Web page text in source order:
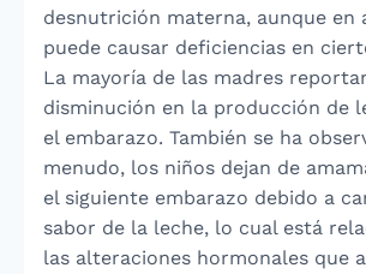
desnutrición materna, aunque en
puede causar deficiencias en
La mayoría de las madres
disminución en la producción de
el embarazo. También se ha
menudo, los niños dejan de
el siguiente embarazo debido a
sabor de la leche, lo cual está
las alteraciones hormonales que